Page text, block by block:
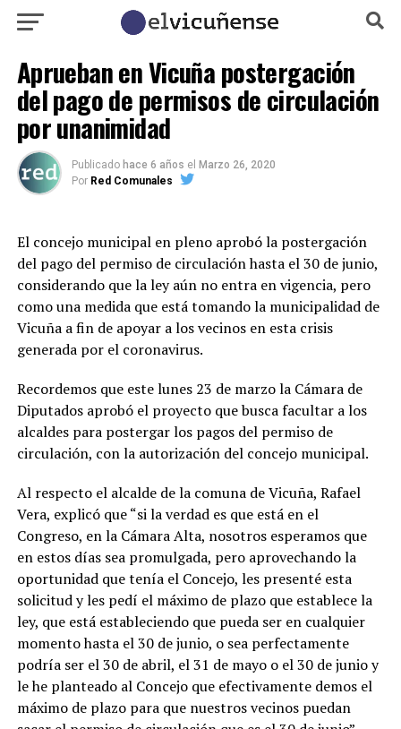
Aprueban en Vicuña postergación
del pago de permisos de circulación
por unanimidad
Publicado hace 6 años el Marzo 26, 2020
Por Red Comunales
El concejo municipal en pleno aprobó la postergación
del pago del permiso de circulación hasta el 30 de junio,
considerando que la ley aún no entra en vigencia, pero
como una medida que está tomando la municipalidad de
Vicuña a fin de apoyar a los vecinos en esta crisis
generada por el coronavirus.
Recordemos que este lunes 23 de marzo la Cámara de
Diputados aprobó el proyecto que busca facultar a los
alcaldes para postergar los pagos del permiso de
circulación, con la autorización del concejo municipal.
Al respecto el alcalde de la comuna de Vicuña, Rafael
Vera, explicó que “si la verdad es que está en el
Congreso, en la Cámara Alta, nosotros esperamos que
en estos días sea promulgada, pero aprovechando la
oportunidad que tenía el Concejo, les presenté esta
solicitud y les pedí el máximo de plazo que establece la
ley, que está estableciendo que pueda ser en cualquier
momento hasta el 30 de junio, o sea perfectamente
podría ser el 30 de abril, el 31 de mayo o el 30 de junio y
le he planteado al Concejo que efectivamente demos el
máximo de plazo para que nuestros vecinos puedan